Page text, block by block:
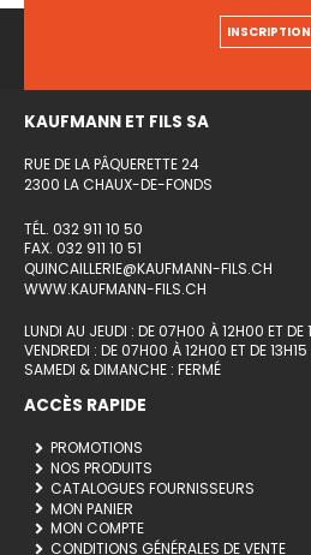
INSCRIPTION
KAUFMANN ET FILS SA
RUE DE LA PÂQUERETTE 24
2300 LA CHAUX-DE-FONDS
TÉL. 032 911 10 50
FAX. 032 911 10 51
QUINCAILLERIE@KAUFMANN-FILS.CH
WWW.KAUFMANN-FILS.CH
LUNDI AU JEUDI : DE 07H00 À 12H00 ET DE
VENDREDI : DE 07H00 À 12H00 ET DE
SAMEDI & DIMANCHE : FERMÉ
ACCÈS RAPIDE
PROMOTIONS
NOS PRODUITS
CATALOGUES FOURNISSEURS
MON PANIER
MON COMPTE
CONDITIONS GÉNÉRALES DE VENTE